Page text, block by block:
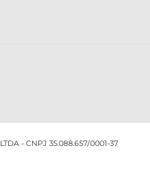
- CNPJ 35.088.657/0001-37